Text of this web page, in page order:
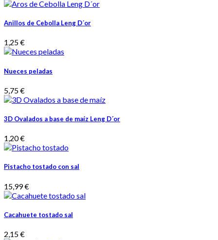
Anillos de Cebolla Leng D´or
1,25 €
Nueces peladas
5,75 €
3D Ovalados a base de maíz Leng D´or
1,20 €
Pistacho tostado con sal
15,99 €
Cacahuete tostado sal
2,15 €